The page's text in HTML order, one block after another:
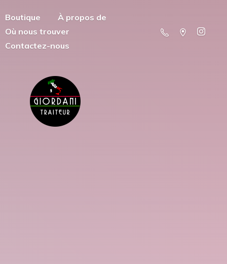
Boutique
À propos de
Où nous trouver
Contactez-nous